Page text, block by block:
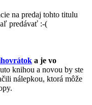
na predaj tohto titulu
predávať :-(
a je vo
knihou a novou by ste
nálepkou, ktorá môže